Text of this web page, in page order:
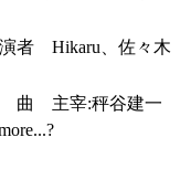
　Hikaru、佐々木
:秤谷建一